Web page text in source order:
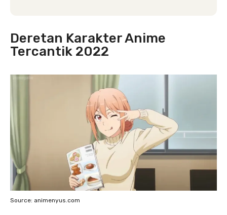
Deretan Karakter Anime
Tercantik 2022
Source: animenyus.com